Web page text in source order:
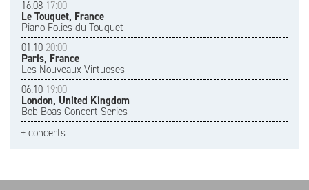
16.08 17:00
Le Touquet, France
Piano Folies du Touquet
01.10 20:00
Paris, France
Les Nouveaux Virtuoses
06.10 19:00
London, United Kingdom
Bob Boas Concert Series
+ concerts